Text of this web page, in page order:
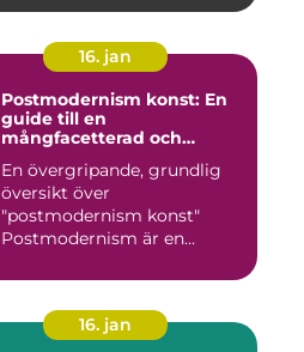
16. jan
Postmodernism konst: En
guide till en
mångfacetterad och
En övergripande, grundlig
översikt över
"postmodernism konst"
Postmodernism är en
16. jan